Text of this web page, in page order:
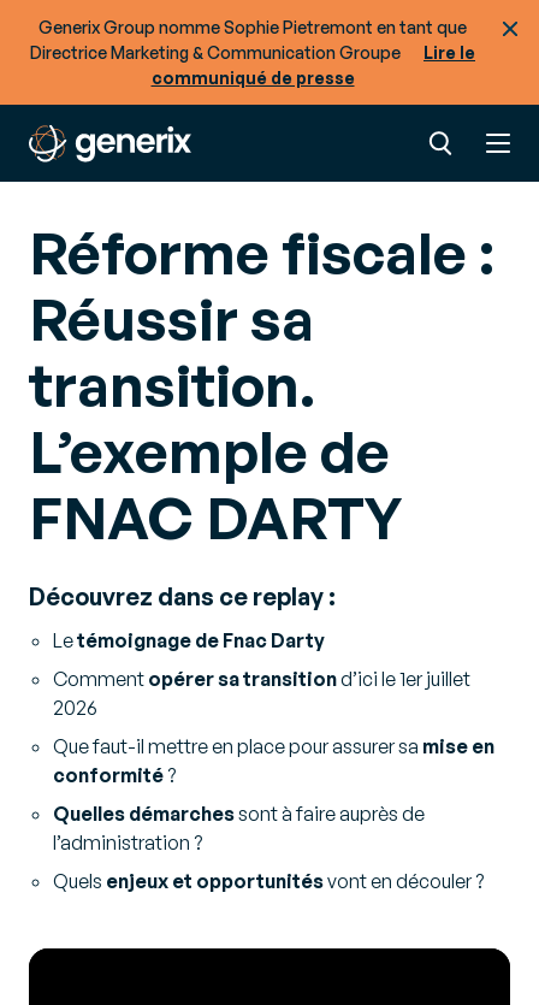
Generix Group nomme Sophie Pietremont en tant que
Directrice Marketing & Communication Groupe
Lire le
communiqué de presse
Réforme fiscale :
Réussir sa
transition.
L’exemple de
FNAC DARTY
Découvrez dans ce replay :
Letémoignage de Fnac Darty
Comment opérer sa transitiond’ici le 1er juillet
2026
Que faut-il mettre en place pour assurer sa mise en
conformité ?
Quelles démarchessont à faire auprès de
l’administration ?
Quels enjeux et opportunitésvont en découler ?